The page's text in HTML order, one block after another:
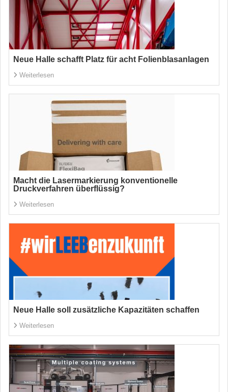
Neue Halle schafft Platz für acht Folienblasanlagen
Weiterlesen
Macht die Lasermarkierung konventionelle
Druckverfahren überflüssig?
Weiterlesen
Neue Halle soll zusätzliche Kapazitäten schaffen
Weiterlesen